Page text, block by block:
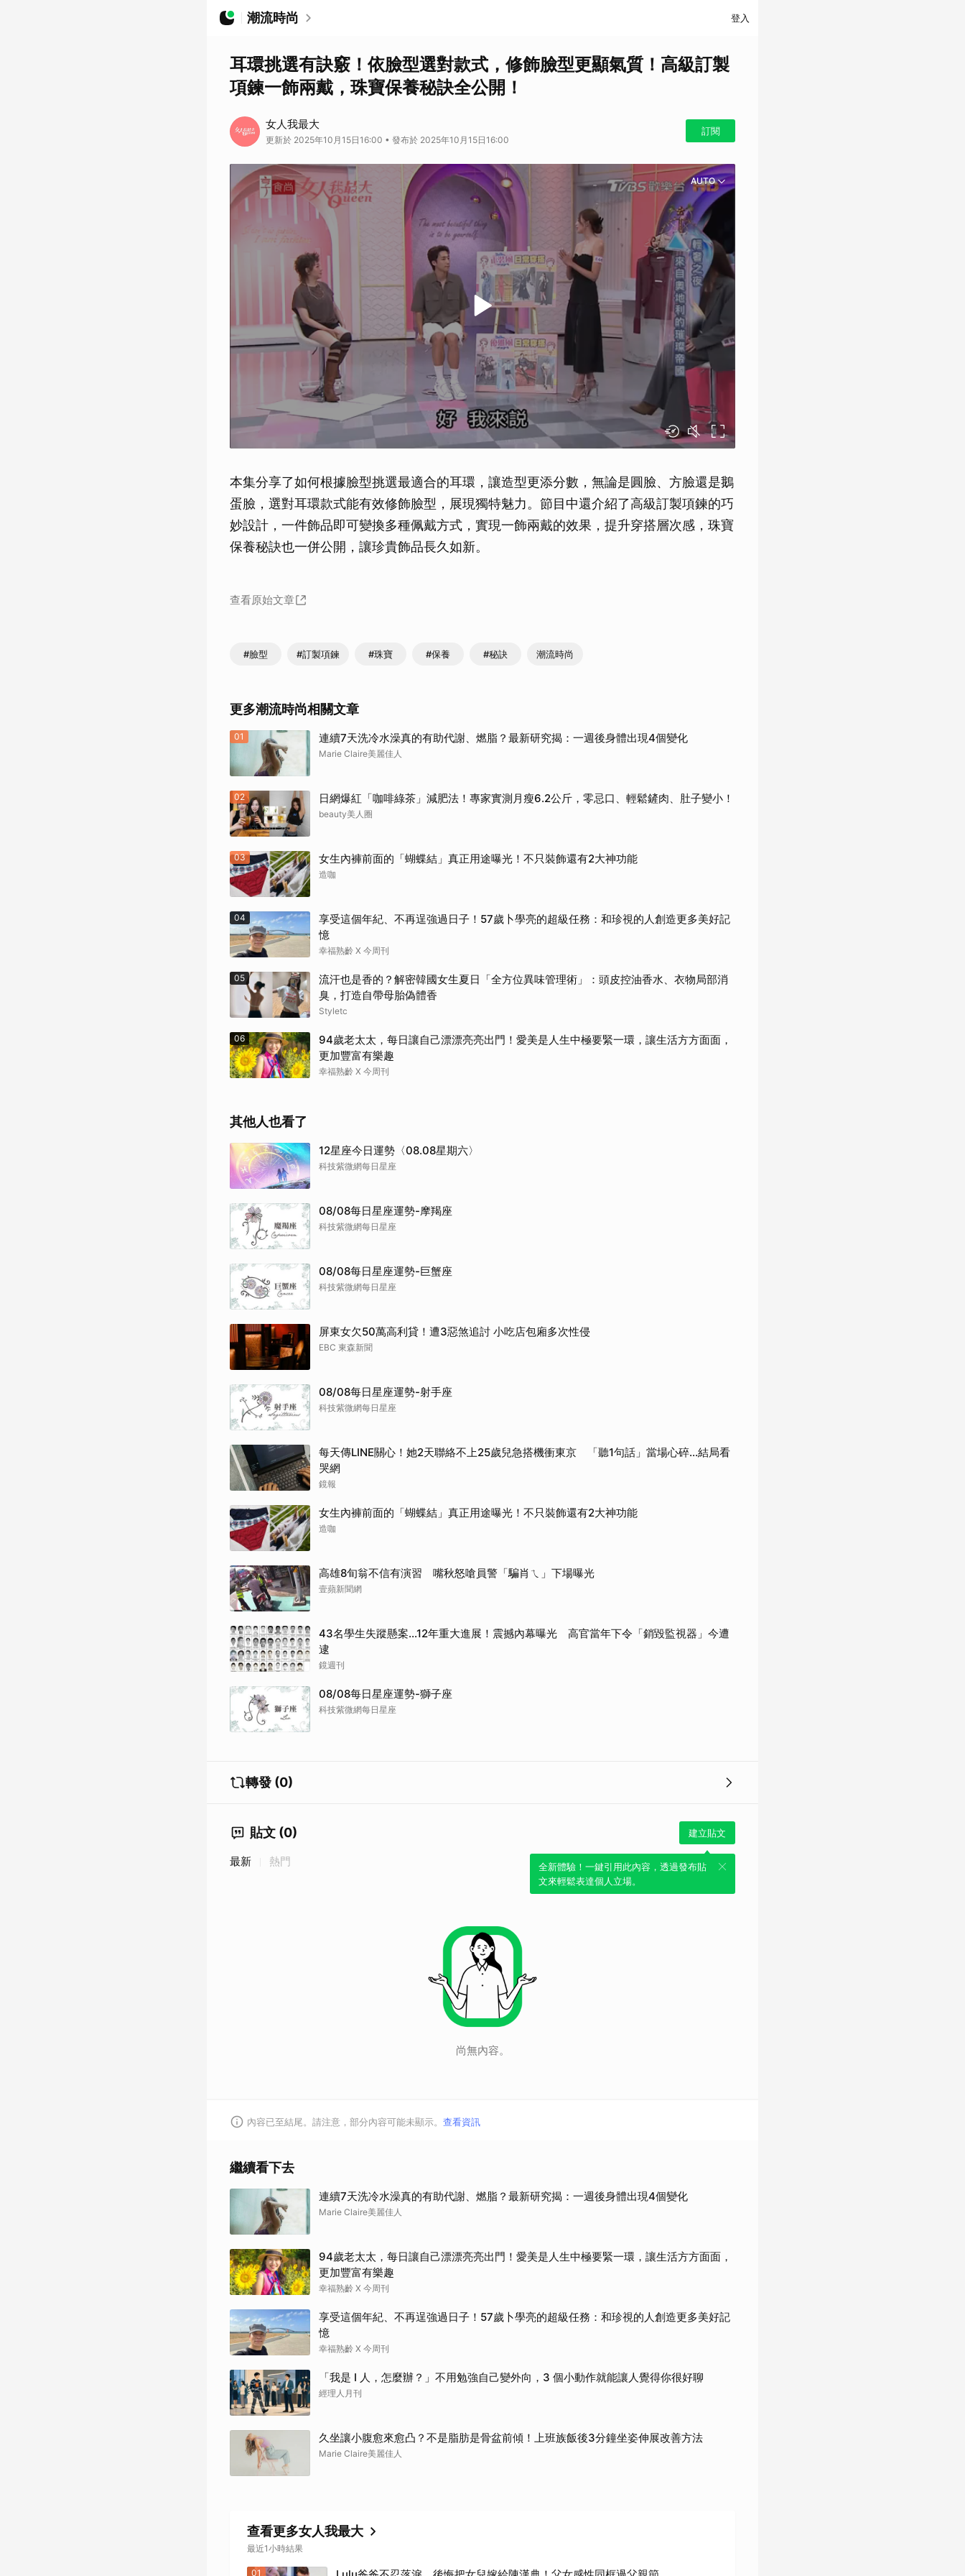
潮流時尚 登入
耳環挑選有訣竅！依臉型選對款式，修飾臉型更顯氣質！高級訂製
項鍊一飾兩戴，珠寶保養秘訣全公開！
女人我最大
更新於 2025年10月15日16:00 • 發布於 2025年10月15日16:00
訂閱
AUTO
本集分享了如何根據臉型挑選最適合的耳環，讓造型更添分數，無論是圓臉、方臉還是鵝
蛋臉，選對耳環款式能有效修飾臉型，展現獨特魅力。節目中還介紹了高級訂製項鍊的巧
妙設計，一件飾品即可變換多種佩戴方式，實現一飾兩戴的效果，提升穿搭層次感，珠寶
保養秘訣也一併公開，讓珍貴飾品長久如新。
查看原始文章
#臉型 #訂製項鍊 #珠寶 #保養 #秘訣 潮流時尚
更多潮流時尚相關文章
01 連續7天洗冷水澡真的有助代謝、燃脂？最新研究揭：一週後身體出現4個變化
Marie Claire美麗佳人
02 日網爆紅「咖啡綠茶」減肥法！專家實測月瘦6.2公斤，零忌口、輕鬆鏟肉、肚子變小！
beauty美人圈
03 女生內褲前面的「蝴蝶結」真正用途曝光！不只裝飾還有2大神功能
造咖
04
享受這個年紀、不再逞強過日子！57歲卜學亮的超級任務：和珍視的人創造更多美好記
憶
幸福熟齡 X 今周刊
05
流汗也是香的？解密韓國女生夏日「全方位異味管理術」：頭皮控油香水、衣物局部消
臭，打造自帶母胎偽體香
Styletc
06
94歲老太太，每日讓自己漂漂亮亮出門！愛美是人生中極要緊一環，讓生活方方面面，
更加豐富有樂趣
幸福熟齡 X 今周刊
其他人也看了
12星座今日運勢〈08.08星期六〉
科技紫微網每日星座
08/08每日星座運勢-摩羯座
科技紫微網每日星座
08/08每日星座運勢-巨蟹座
科技紫微網每日星座
屏東女欠50萬高利貸！遭3惡煞追討 小吃店包廂多次性侵
EBC 東森新聞
08/08每日星座運勢-射手座
科技紫微網每日星座
每天傳LINE關心！她2天聯絡不上25歲兒急搭機衝東京 「聽1句話」當場心碎...結局看
哭網
鏡報
女生內褲前面的「蝴蝶結」真正用途曝光！不只裝飾還有2大神功能
造咖
高雄8旬翁不信有演習 嘴秋怒嗆員警「騙肖ㄟ」下場曝光
壹蘋新聞網
43名學生失蹤懸案...12年重大進展！震撼內幕曝光 高官當年下令「銷毀監視器」今遭
逮
鏡週刊
08/08每日星座運勢-獅子座
科技紫微網每日星座
轉發 (0)
貼文 (0) 建立貼文
全新體驗！一鍵引用此內容，透過發布貼
文來輕鬆表達個人立場。
最新 熱門
尚無內容。
內容已至結尾。請注意，部分內容可能未顯示。 查看資訊
繼續看下去
連續7天洗冷水澡真的有助代謝、燃脂？最新研究揭：一週後身體出現4個變化
Marie Claire美麗佳人
94歲老太太，每日讓自己漂漂亮亮出門！愛美是人生中極要緊一環，讓生活方方面面，
更加豐富有樂趣
幸福熟齡 X 今周刊
享受這個年紀、不再逞強過日子！57歲卜學亮的超級任務：和珍視的人創造更多美好記
憶
幸福熟齡 X 今周刊
「我是 I 人，怎麼辦？」不用勉強自己變外向，3 個小動作就能讓人覺得你很好聊
經理人月刊
久坐讓小腹愈來愈凸？不是脂肪是骨盆前傾！上班族飯後3分鐘坐姿伸展改善方法
Marie Claire美麗佳人
查看更多女人我最大
最近1小時結果
01